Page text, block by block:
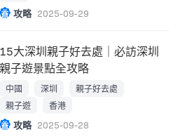
攻略 2025-09-29
15大深圳親子好去處｜必訪深圳
親子遊景點全攻略
中國 深圳
親子好去處
親子遊
香港
攻略 2025-09-28